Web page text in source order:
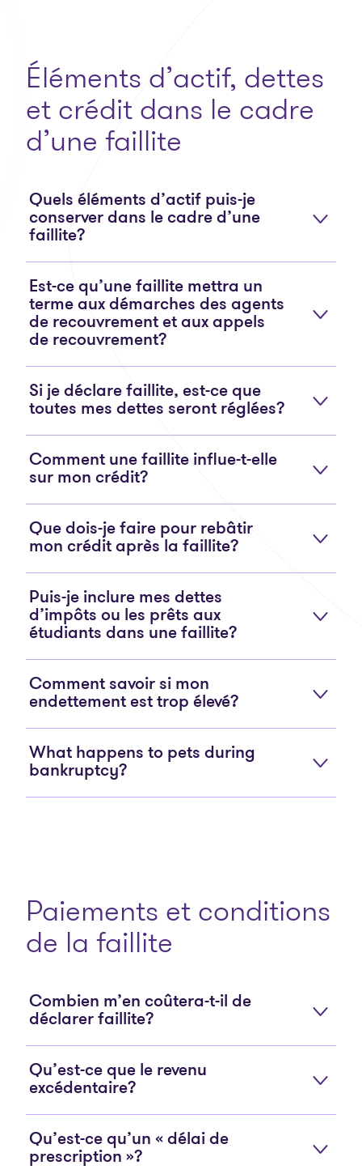
Éléments d’actif, dettes
et crédit dans le cadre
d’une faillite
Quels éléments d’actif puis-je
conserver dans le cadre d’une
faillite?
Est-ce qu’une faillite mettra un
terme aux démarches des agents
de recouvrement et aux appels
de recouvrement?
Si je déclare faillite, est-ce que
toutes mes dettes seront réglées?
Comment une faillite influe-t-elle
sur mon crédit?
Que dois-je faire pour rebâtir
mon crédit après la faillite?
Puis-je inclure mes dettes
d’impôts ou les prêts aux
étudiants dans une faillite?
Comment savoir si mon
endettement est trop élevé?
What happens to pets during
bankruptcy?
Paiements et conditions
de la faillite
Combien m’en coûtera-t-il de
déclarer faillite?
Qu’est-ce que le revenu
excédentaire?
Qu’est-ce qu’un « délai de
prescription »?